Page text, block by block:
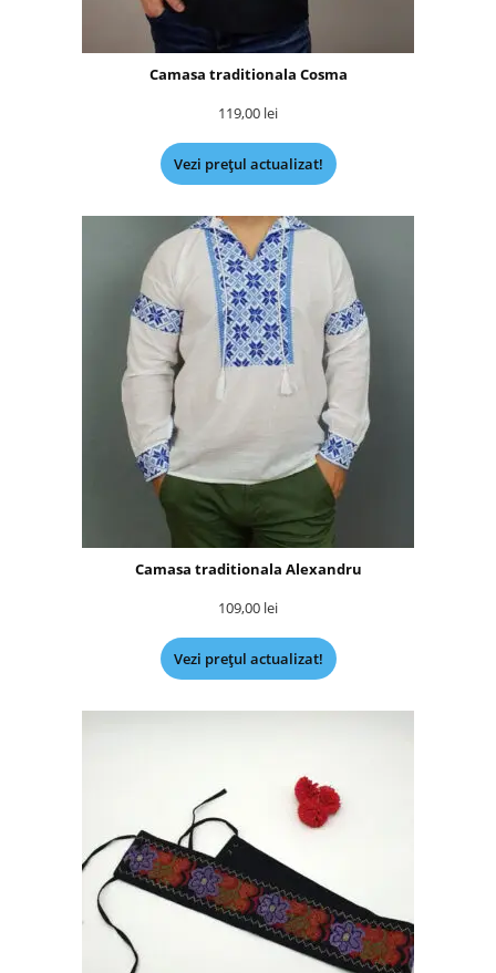
Camasa traditionala Cosma
119,00 lei
Vezi prețul actualizat!
Camasa traditionala Alexandru
109,00 lei
Vezi prețul actualizat!